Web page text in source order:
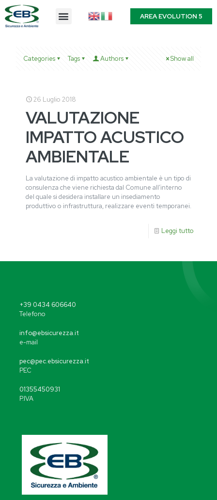
AREA EVOLUTION 5
Categories Tags Authors Show all
26 Luglio 2018
VALUTAZIONE
IMPATTO ACUSTICO
AMBIENTALE
La valutazione di impatto acustico ambientale è un tipo di
consulenza che viene richiesta dal Comune all’interno
del quale si desidera installare un insediamento
produttivo o infrastruttura, realizzare eventi temporanei.
Leggi tutto
+39 0434 606640
Telefono
info@ebsicurezza.it
e-mail
pec@pec.ebsicurezza.it
PEC
01355450931
P.IVA